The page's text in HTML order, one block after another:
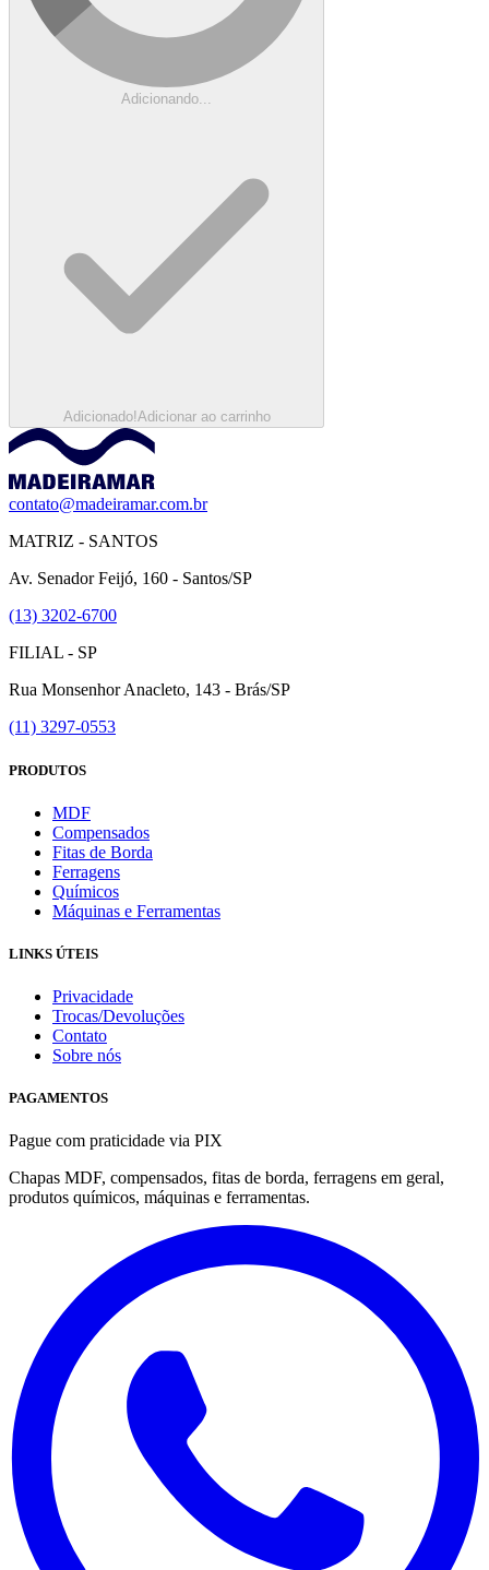
Adicionando...
Adicionado!Adicionar ao carrinho
contato@madeiramar.com.br
MATRIZ - SANTOS
Av. Senador Feijó, 160 - Santos/SP
(13) 3202-6700
FILIAL - SP
Rua Monsenhor Anacleto, 143 - Brás/SP
(11) 3297-0553
PRODUTOS
MDF
Compensados
Fitas de Borda
Ferragens
Químicos
Máquinas e Ferramentas
LINKS ÚTEIS
Privacidade
Trocas/Devoluções
Contato
Sobre nós
PAGAMENTOS
Pague com praticidade via PIX
Chapas MDF, compensados, fitas de borda, ferragens em geral,
produtos químicos, máquinas e ferramentas.